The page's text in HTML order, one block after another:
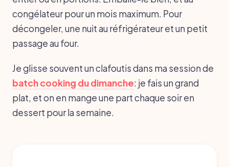
congélateur pour un mois maximum. Pour
décongeler, une nuit au réfrigérateur et un petit
passage au four.
Je glisse souvent un clafoutis dans ma session de
batch cooking du dimanche: je fais un grand
plat, et on en mange une part chaque soir en
dessert pour la semaine.